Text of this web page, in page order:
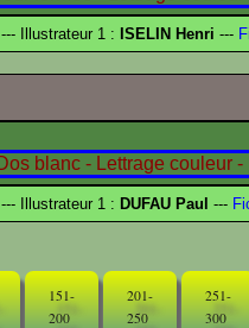
--- Illustrateur 1 : ISELIN Henri ---
--- Illustrateur 1 : DUFAU Paul ---
151-
200
201-
250
251-
300